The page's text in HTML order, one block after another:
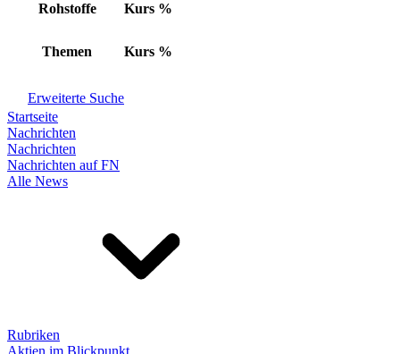
Rohstoffe Kurs %
Themen Kurs %
Erweiterte Suche
Startseite
Nachrichten
Nachrichten
Nachrichten auf FN
Alle News
Rubriken
Aktien im Blickpunkt